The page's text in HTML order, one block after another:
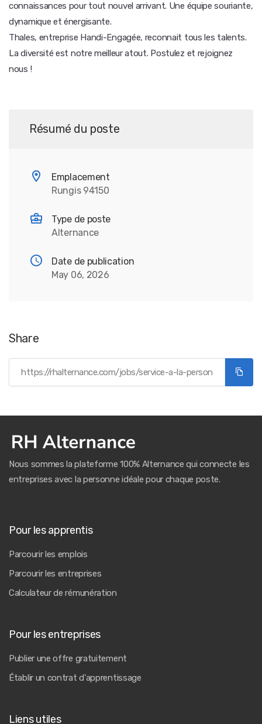
connaissances pour tout nouvel arrivant. Une équipe souriante,
dynamique et énergisante.
Thales, entreprise Handi-Engagée, reconnait tous les talents.
La diversité est notre meilleur atout. Postulez et rejoignez
nous !
Résumé du poste
Emplacement
Rungis 94150
Type de poste
Alternance
Date de publication
May 06, 2026
Share
Nous sommes la plateforme 100% Alternance qui connecte les
entreprises avec la personne idéale pour chaque poste.
Pour les apprentis
Parcourir les emplois
Parcourir les entreprises
Calculateur de rémunération
Pour les entreprises
Publier une offre gratuitement
Établir un contrat d'apprentissage
Liens utiles